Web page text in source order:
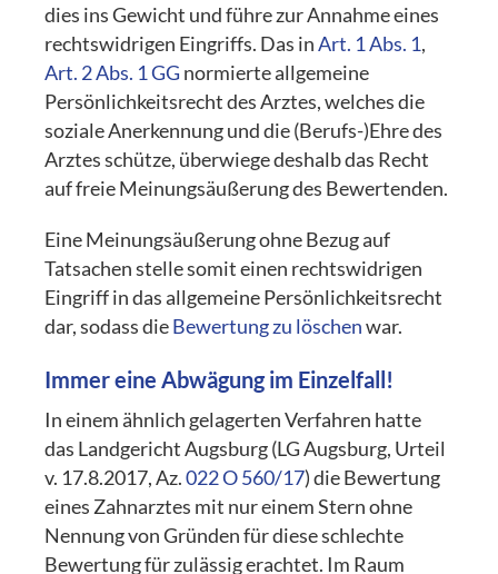
dies ins Gewicht und führe zur Annahme eines
rechtswidrigen Eingriffs. Das inArt. 1 Abs. 1,
Art. 2 Abs. 1 GG normierte allgemeine
Persönlichkeitsrecht des Arztes, welches die
soziale Anerkennung und die (Berufs-)Ehre des
Arztes schütze, überwiege deshalb das Recht
auf freie Meinungsäußerung des Bewertenden.
Eine Meinungsäußerung ohne Bezug auf
Tatsachen stelle somit einen rechtswidrigen
Eingriff in das allgemeine Persönlichkeitsrecht
dar, sodass dieBewertung zu löschenwar.
Immer eine Abwägung im Einzelfall!
In einem ähnlich gelagerten Verfahren hatte
das Landgericht Augsburg (LG Augsburg, Urteil
v. 17.8.2017, Az.022 O 560/17) die Bewertung
eines Zahnarztes mit nur einem Stern ohne
Nennung von Gründen für diese schlechte
Bewertung für zulässig erachtet. Im Raum